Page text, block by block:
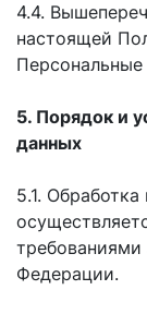
4.4.
настоящей
Персональные
5. Порядок и
данных
5.1.
требованиями
Федерации.